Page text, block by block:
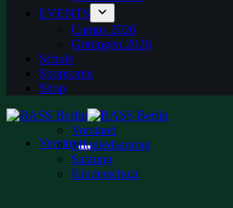
EVENTS
Camps 2026
Göttingen 2026
Schule
Sponsoren
Shop
Verein
Vorstand
Mitgliedsantrag
Satzung
Kinderschutz